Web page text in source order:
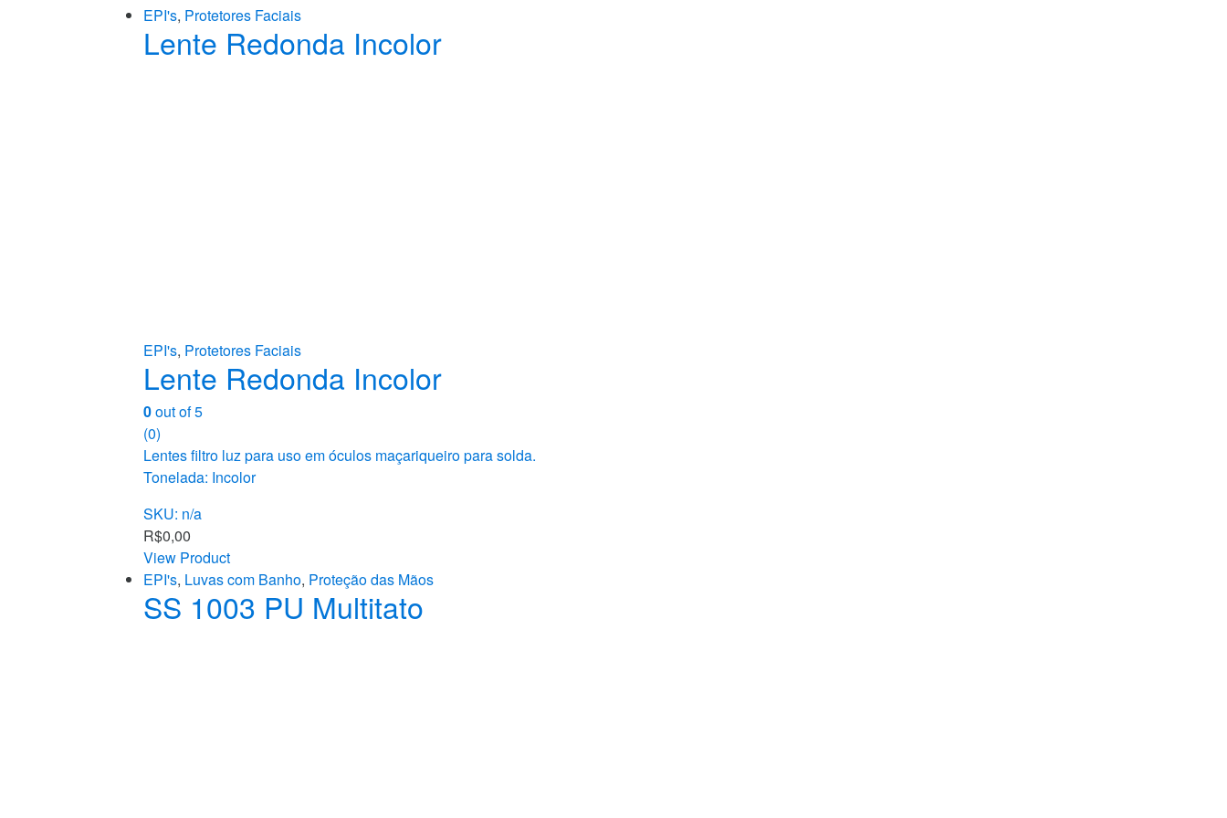
EPI's, Protetores Faciais
Lente Redonda Incolor
EPI's, Protetores Faciais
Lente Redonda Incolor
0out of 5
(0)
Lentes filtro luz para uso em óculos maçariqueiro para solda.
Tonelada: Incolor
SKU: n/a
R$0,00
View Product
EPI's, Luvas com Banho, Proteção das Mãos
SS 1003 PU Multitato